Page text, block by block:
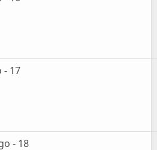
- 17
- 18